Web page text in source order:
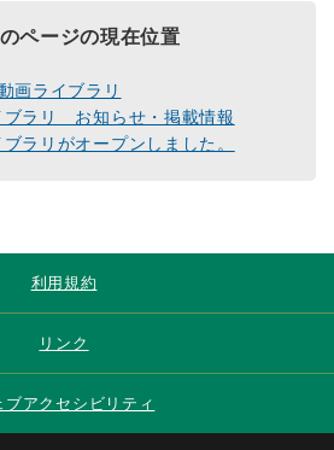
ページの現在位置
画ライブラリ
ブラリ お知らせ・掲載情報
ラリがオープンしました。
利用規約
リンク
ブアクセシビリティ